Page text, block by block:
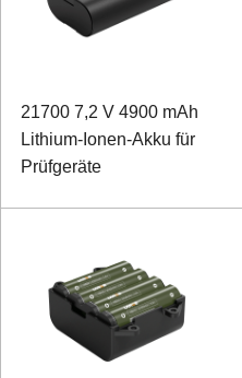
21700 7,2 V 4900 mAh
Lithium-Ionen-Akku für
Prüfgeräte